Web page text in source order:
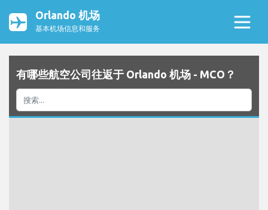
Orlando 机场
基本机场信息和服务
有哪些航空公司往返于 Orlando 机场 - MCO？